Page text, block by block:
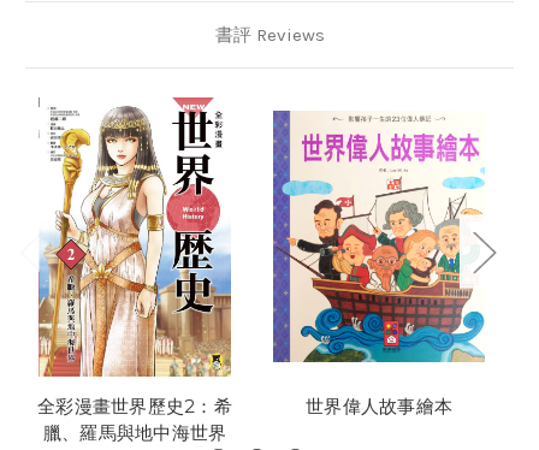
書評 Reviews
全彩漫畫世界歷史2：希
臘、羅馬與地中海世界
世界偉人故事繪本